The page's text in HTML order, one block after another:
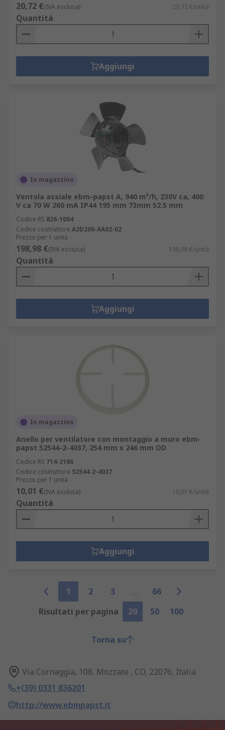
20,72 €(IVA esclusa) 20,72 €/unità
Quantità
Aggiungi
In magazzino
Ventola assiale ebm-papst A, 940 m³/h, 230V ca, 400
V ca 70 W 260 mA IP44 195 mm 73mm 52.5 mm
Codice RS 826-1004
Codice costruttore A2D200-AA02-02
Prezzo per 1 unità
198,98 €(IVA esclusa) 198,98 €/unità
Quantità
Aggiungi
In magazzino
Anello per ventilatore con montaggio a muro ebm-
papst 52544-2-4037, 254 mm x 246 mm OD
Codice RS 714-2186
Codice costruttore 52544-2-4037
Prezzo per 1 unità
10,01 €(IVA esclusa) 10,01 €/unità
Quantità
Aggiungi
1 2 3
66
Risultati per pagina
20 50 100
Torna su
Via Cornaggia, 108, Mozzate , CO, 22076, Italia
+(39) 0331 836201
http://www.ebmpapst.it